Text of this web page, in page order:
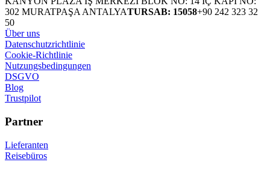
302 MURATPAŞA ANTALYATURSAB: 15058+90 242 323 32
50
Über uns
Datenschutzrichtlinie
Cookie-Richtlinie
Nutzungsbedingungen
DSGVO
Blog
Trustpilot
Partner
Lieferanten
Reisebüros